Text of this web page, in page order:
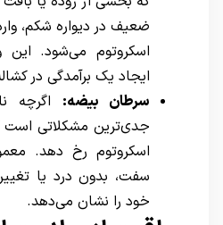
ضعیف در دیواره شکم،
اسکروتوم می‌شود.
ایجاد یک برآمدگی در
سرطان بیضه: اگرچه
جدی‌ترین مشکلاتی است
اسکروتوم رخ دهد.
سفت، بدون درد یا
خود را نشان می‌دهد.